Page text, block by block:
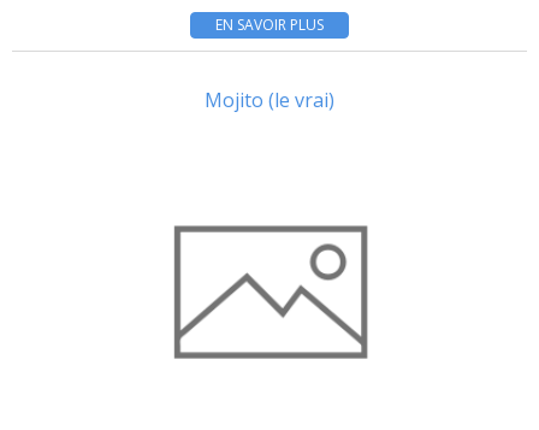
EN SAVOIR PLUS
Mojito (le vrai)